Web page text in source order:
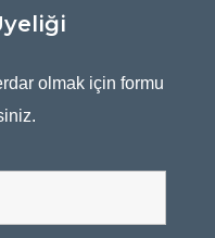
olmak için formu